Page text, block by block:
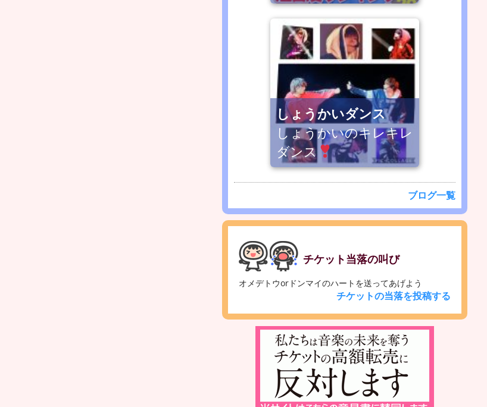
しょうかいダンス
しょうかいのキレキレ
ダンス
ブログ一覧
チケット当落の叫び
オメデトウorドンマイのハートを送ってあげよう
チケットの当落を投稿する